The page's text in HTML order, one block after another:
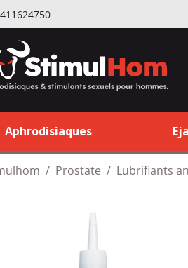
Aphrodisiaques
Prostate Lubrifiants